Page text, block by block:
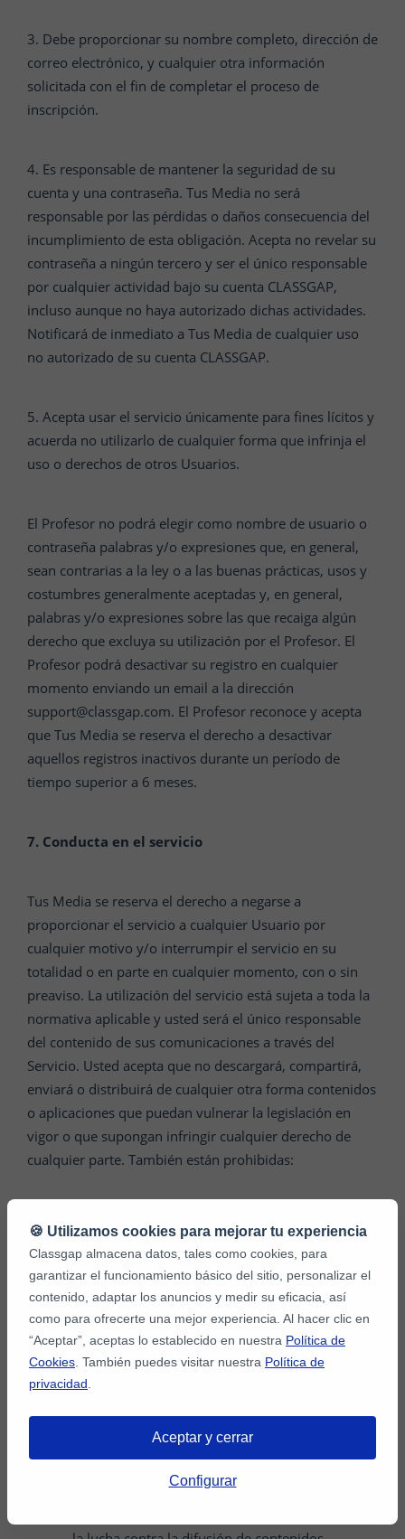
3. Debe proporcionar su nombre completo, dirección de
correo electrónico, y cualquier otra información
solicitada con el fin de completar el proceso de
inscripción.
4. Es responsable de mantener la seguridad de su
cuenta y una contraseña. Tus Media no será
responsable por las pérdidas o daños consecuencia del
incumplimiento de esta obligación. Acepta no revelar su
contraseña a ningún tercero y ser el único responsable
por cualquier actividad bajo su cuenta CLASSGAP,
incluso aunque no haya autorizado dichas actividades.
Notificará de inmediato a Tus Media de cualquier uso
no autorizado de su cuenta CLASSGAP.
5. Acepta usar el servicio únicamente para fines lícitos y
acuerda no utilizarlo de cualquier forma que infrinja el
uso o derechos de otros Usuarios.
El Profesor no podrá elegir como nombre de usuario o
contraseña palabras y/o expresiones que, en general,
sean contrarias a la ley o a las buenas prácticas, usos y
costumbres generalmente aceptadas y, en general,
palabras y/o expresiones sobre las que recaiga algún
derecho que excluya su utilización por el Profesor. El
Profesor podrá desactivar su registro en cualquier
momento enviando un email a la dirección
support@classgap.com. El Profesor reconoce y acepta
que Tus Media se reserva el derecho a desactivar
aquellos registros inactivos durante un período de
tiempo superior a 6 meses.
7. Conducta en el servicio
Tus Media se reserva el derecho a negarse a
proporcionar el servicio a cualquier Usuario por
cualquier motivo y/o interrumpir el servicio en su
totalidad o en parte en cualquier momento, con o sin
preaviso. La utilización del servicio está sujeta a toda la
normativa aplicable y usted será el único responsable
del contenido de sus comunicaciones a través del
Servicio. Usted acepta que no descargará, compartirá,
enviará o distribuirá de cualquier otra forma contenidos
o aplicaciones que puedan vulnerar la legislación en
vigor o que supongan infringir cualquier derecho de
cualquier parte. También están prohibidas:
autorizada o solicitada, entre ellas, correo no
deseado o spam, cartas en cadena, lotería o
juegos de azar.
La utilización de virus informáticos o cualquier
otro código, archivo o programa que esté
diseñado o destinado a interrumpir, dañar, o
limitar el funcionamiento de cualquier software,
hardware o equipo de telecomunicaciones, o
dañar u obtener acceso no autorizado a los
datos u otra información de cualquier tercero.
No utilizar CLASSGAP para fines ilegales o no
🍪 Utilizamos cookies para mejorar tu experiencia
Classgap almacena datos, tales como cookies, para
garantizar el funcionamiento básico del sitio, personalizar el
contenido, adaptar los anuncios y medir su eficacia, así
como para ofrecerte una mejor experiencia. Al hacer clic en
“Aceptar”, aceptas lo establecido en nuestra Política de
Cookies . También puedes visitar nuestra Política de
privacidad
Aceptar y cerrar
Configurar